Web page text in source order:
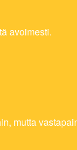
avoimesti.
mutta